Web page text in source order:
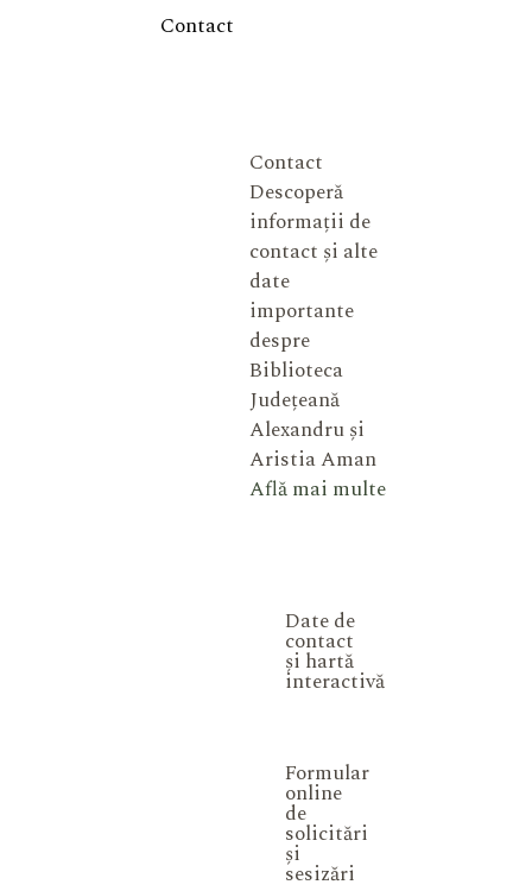
Contact
Contact
Descoperă
informații de
contact și alte
date
importante
despre
Biblioteca
Județeană
Alexandru și
Aristia Aman
Află mai multe
Date de
contact
și hartă
interactivă
Formular
online
de
solicitări
și
sesizări